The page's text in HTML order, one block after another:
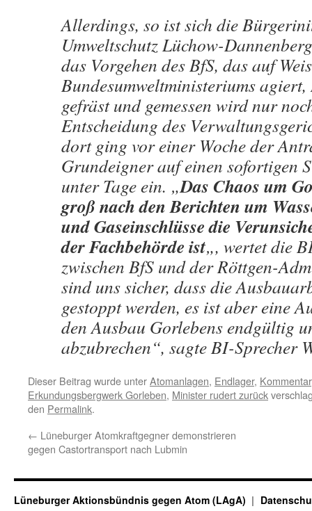
Allerdings, so ist sich die
Umweltschutz Lüchow-
das Vorgehen des BfS, das auf
Bundesumweltministeriums
gefräst und gemessen wird nur
Entscheidung des
dort ging vor einer Woche der
Grundeigner auf einen sofortigen
unter Tage ein. „Das Chaos um
groß nach den Berichten um
und Gaseinschlüsse die
der Fachbehörde ist„, wertet die
zwischen BfS und der Röttgen-
sind uns sicher, dass die
gestoppt werden, es ist aber eine
den Ausbau Gorlebens endgültig
abzubrechen“, sagte BI-Sprecher
Dieser Beitrag wurde unterAtomanlagen, Endlager, Kommentar
Erkundungsbergwerk Gorleben, Minister rudert zurück
den Permalink.
← Lüneburger Atomkraftgegner demonstrieren
gegen Castortransport nach Lubmin
Lüneburger Aktionsbündnis gegen Atom (LAgA)